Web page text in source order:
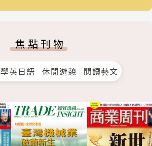
焦點刊物
學英日語 休閒遊憩 閱讀藝文